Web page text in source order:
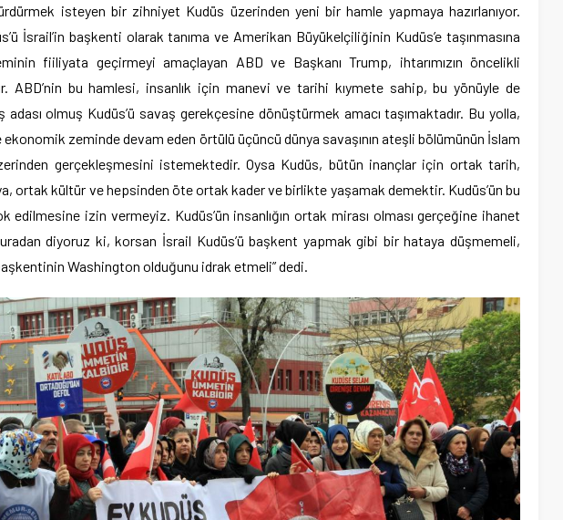
isteyen bir zihniyet Kudüs üzerinden yeni bir hamle yapmaya hazırlanıyor.
İsrail’in başkenti olarak tanıma ve Amerikan Büyükelçiliğinin Kudüs’e taşınmasına
fiiliyata geçirmeyi amaçlayan ABD ve Başkanı Trump, ihtarımızın öncelikli
ABD’nin bu hamlesi, insanlık için manevi ve tarihi kıymete sahip, bu yönüyle de
adası olmuş Kudüs’ü savaş gerekçesine dönüştürmek amacı taşımaktadır. Bu yolla,
zeminde devam eden örtülü üçüncü dünya savaşının ateşli bölümünün İslam
gerçekleşmesini istemektedir. Oysa Kudüs, bütün inançlar için ortak tarih,
ortak kültür ve hepsinden öte ortak kader ve birlikte yaşamak demektir. Kudüs’ün bu
edilmesine izin vermeyiz. Kudüs’ün insanlığın ortak mirası olması gerçeğine ihanet
diyoruz ki, korsan İsrail Kudüs’ü başkent yapmak gibi bir hataya düşmemeli,
Washington olduğunu idrak etmeli” dedi.